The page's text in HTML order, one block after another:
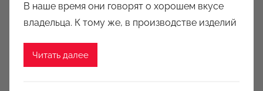
В наше время они говорят о хорошем вкусе
владельца. К тому же, в производстве изделий
Читать далее